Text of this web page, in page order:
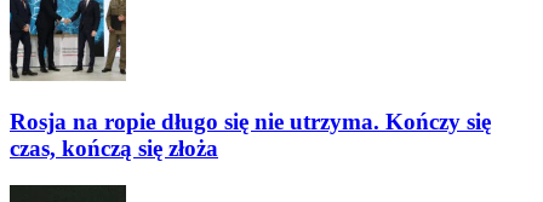
Rosja na ropie długo się nie utrzyma. Kończy się
czas, kończą się złoża